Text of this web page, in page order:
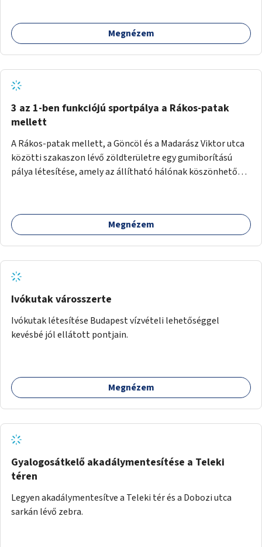
Megnézem
3 az 1-ben funkciójú sportpálya a Rákos-patak
mellett
A Rákos-patak mellett, a Göncöl és a Madarász Viktor utca
közötti szakaszon lévő zöldterületre egy gumiborítású
pálya létesítése, amely az állítható hálónak köszönhetően
Megnézem
Ivókutak városszerte
Ivókutak létesítése Budapest vízvételi lehetőséggel
kevésbé jól ellátott pontjain.
Megnézem
Gyalogosátkelő akadálymentesítése a Teleki
téren
Legyen akadálymentesítve a Teleki tér és a Dobozi utca
sarkán lévő zebra.